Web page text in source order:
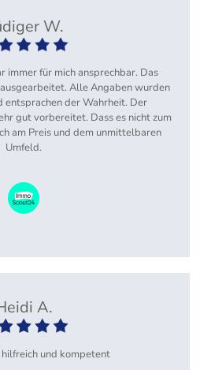
W.
immer für mich ansprechbar. Das
Alle Angaben wurden
der Wahrheit. Der
gut vorbereitet. Dass es nicht zum
am Preis und dem unmittelbaren
Umfeld.
A.
und kompetent